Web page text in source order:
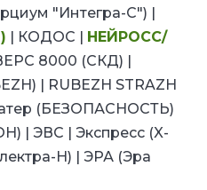
"Интегра-С") |
| КОДОС | НЕЙРОСС/
8000 (СКД) |
) | RUBEZH STRAZH
(БЕЗОПАСНОСТЬ)
| ЭВС | Экспресс (X-
Н) | ЭРА (Эра